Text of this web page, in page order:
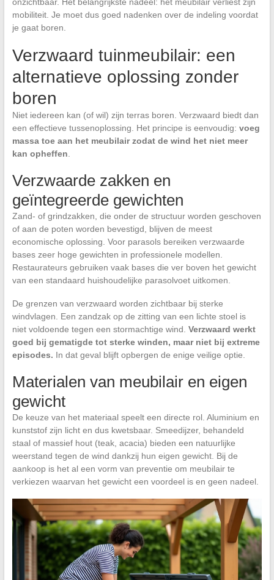
mobiliteit. Je moet dus goed nadenken over de indeling voordat
je gaat boren.
Verzwaard tuinmeubilair: een
alternatieve oplossing zonder
boren
Niet iedereen kan (of wil) zijn terras boren. Verzwaard biedt dan
een effectieve tussenoplossing. Het principe is eenvoudig: voeg
massa toe aan het meubilair zodat de wind het niet meer
kan opheffen
Verzwaarde zakken en
geïntegreerde gewichten
Zand- of grindzakken, die onder de structuur worden geschoven
of aan de poten worden bevestigd, blijven de meest
economische oplossing. Voor parasols bereiken verzwaarde
bases zeer hoge gewichten in professionele modellen.
Restaurateurs gebruiken vaak bases die ver boven het gewicht
van een standaard huishoudelijke parasolvoet uitkomen.
De grenzen van verzwaard worden zichtbaar bij sterke
windvlagen. Een zandzak op de zitting van een lichte stoel is
niet voldoende tegen een stormachtige wind. Verzwaard werkt
goed bij gematigde tot sterke winden, maar niet bij extreme
episodes. In dat geval blijft opbergen de enige veilige optie.
Materialen van meubilair en eigen
gewicht
De keuze van het materiaal speelt een directe rol. Aluminium en
kunststof zijn licht en dus kwetsbaar. Smeedijzer, behandeld
staal of massief hout (teak, acacia) bieden een natuurlijke
weerstand tegen de wind dankzij hun eigen gewicht. Bij de
aankoop is het al een vorm van preventie om meubilair te
verkiezen waarvan het gewicht een voordeel is en geen nadeel.